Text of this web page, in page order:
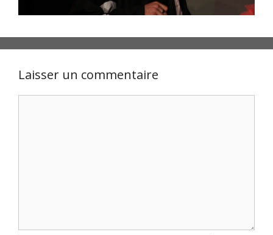
Laisser un commentaire